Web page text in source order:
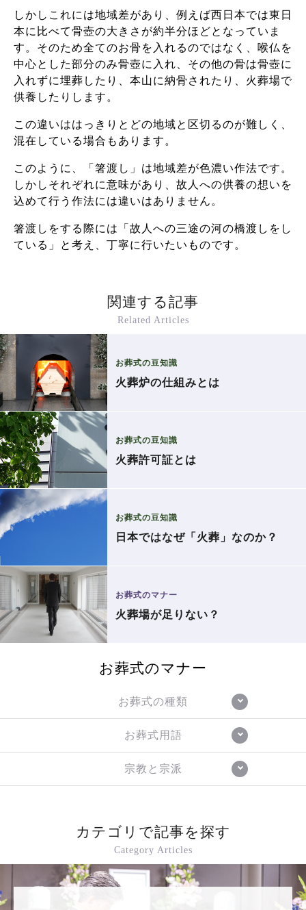
しかしこれには地域差があり、例えば西日本では東日
本に比べて骨壺の大きさが約半分ほどとなっていま
す。そのため全てのお骨を入れるのではなく、喉仏を
中心とした部分のみ骨壺に入れ、その他の骨は骨壺に
入れずに埋葬したり、本山に納骨されたり、火葬場で
供養したりします。
この違いははっきりとどの地域と区切るのが難しく、
混在している場合もあります。
このように、「箸渡し」は地域差が色濃い作法です。
しかしそれぞれに意味があり、故人への供養の想いを
込めて行う作法には違いはありません。
箸渡しをする際には「故人への三途の河の橋渡しをし
ている」と考え、丁寧に行いたいものです。
関連する記事
Related Articles
お葬式の豆知識
火葬炉の仕組みとは
お葬式の豆知識
火葬許可証とは
お葬式の豆知識
日本ではなぜ「火葬」なのか？
お葬式のマナー
火葬場が足りない？
お葬式のマナー
お葬式の種類
お葬式用語
宗教と宗派
カテゴリで記事を探す
Category Articles